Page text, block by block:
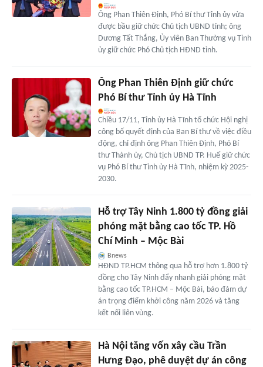
Ông Phan Thiên Định, Phó Bí thư Tỉnh ủy vừa
được bầu giữ chức Chủ tịch UBND tỉnh; ông
Dương Tất Thắng, Ủy viên Ban Thường vụ Tỉnh
ủy giữ chức Phó Chủ tịch HĐND tỉnh.
Ông Phan Thiên Định giữ chức
Phó Bí thư Tỉnh ủy Hà Tĩnh
Chiều 17/11, Tỉnh ủy Hà Tĩnh tổ chức Hội nghị
công bố quyết định của Ban Bí thư về việc điều
động, chỉ định ông Phan Thiên Định, Phó Bí
thư Thành ủy, Chủ tịch UBND TP. Huế giữ chức
vụ Phó Bí thư Tỉnh ủy Hà Tĩnh, nhiệm kỳ 2025-
2030.
Hỗ trợ Tây Ninh 1.800 tỷ đồng giải
phóng mặt bằng cao tốc TP. Hồ
Chí Minh – Mộc Bài
Bnews
HĐND TP.HCM thông qua hỗ trợ hơn 1.800 tỷ
đồng cho Tây Ninh đẩy nhanh giải phóng mặt
bằng cao tốc TP.HCM – Mộc Bài, bảo đảm dự
án trọng điểm khởi công năm 2026 và tăng
kết nối liên vùng.
Hà Nội tăng vốn xây cầu Trần
Hưng Đạo, phê duyệt dự án công